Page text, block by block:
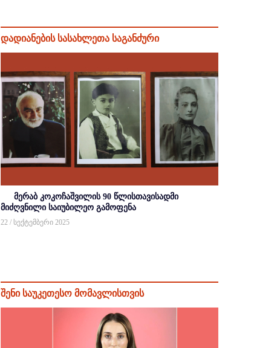
დადიანების სასახლეთა საგანძური
მერაბ კოკოჩაშვილის 90 წლისთავისადმი
მიძღვნილი საიუბილეო გამოფენა
22 / სექტემბერი 2025
შენი საუკეთესო მომავლისთვის